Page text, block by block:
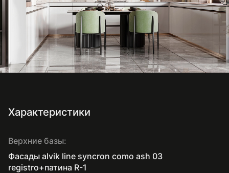
Характеристики
Верхние базы:
Фасады alvik line syncron como ash 03
registro+патина R-1